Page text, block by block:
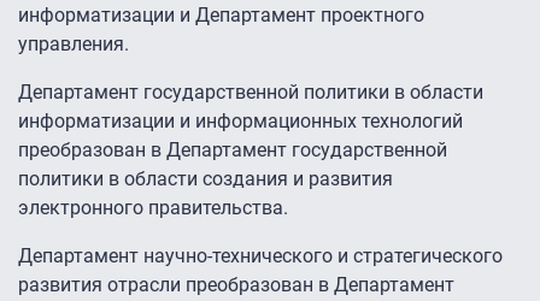
информатизации и Департамент проектного
управления.
Департамент государственной политики в области
информатизации и информационных технологий
преобразован в Департамент государственной
политики в области создания и развития
электронного правительства.
Департамент научно-технического и стратегического
развития отрасли преобразован в Департамент